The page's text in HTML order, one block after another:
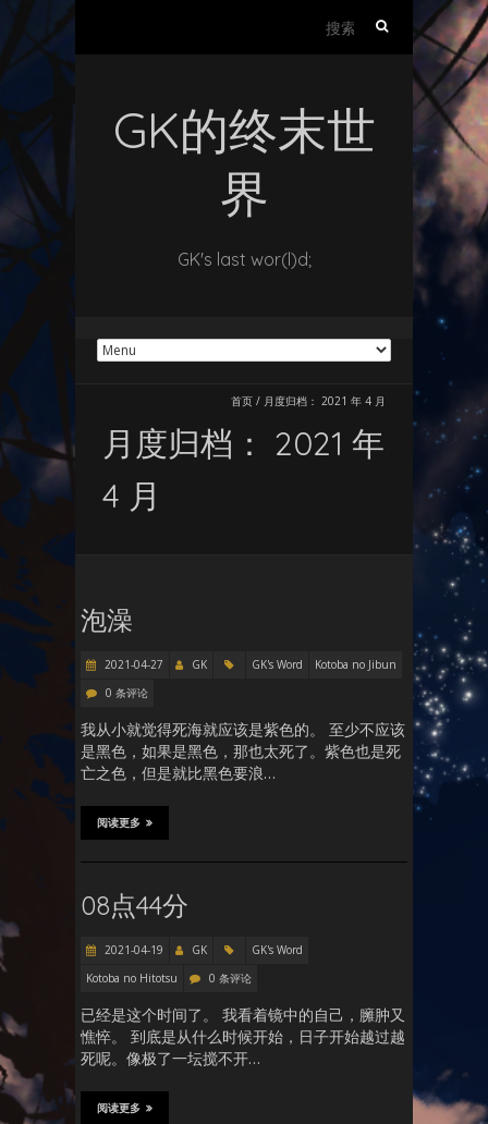
GK的终末世
界
GK's last wor(l)d;
首页 / 月度归档： 2021 年 4 月
月度归档： 2021 年
4 月
泡澡
2021-04-27 GK GK's Word
Kotoba no Jibun
0 条评论
我从小就觉得死海就应该是紫色的。 至少不应该
是黑色，如果是黑色，那也太死了。紫色也是死
亡之色，但是就比黑色要浪…
阅读更多
08点44分
2021-04-19 GK
GK's Word
Kotoba no Hitotsu
0 条评论
已经是这个时间了。 我看着镜中的自己，臃肿又
憔悴。 到底是从什么时候开始，日子开始越过越
死呢。像极了一坛搅不开…
阅读更多